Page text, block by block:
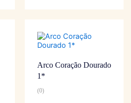
Arco Coração Dourado
1*
(0)